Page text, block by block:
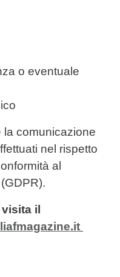
o eventuale
la comunicazione
nel rispetto
al
il